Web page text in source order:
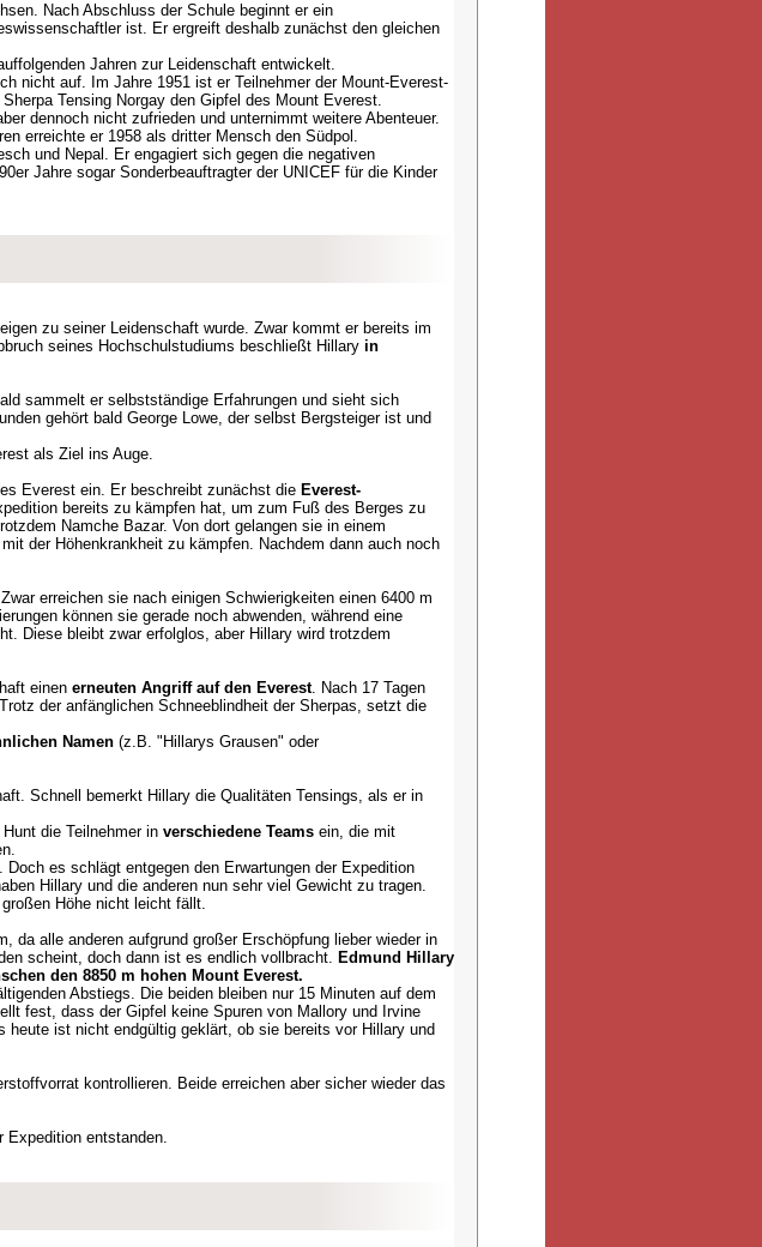
Nach Abschluss der Schule beginnt er ein
ist. Er ergreift deshalb zunächst den gleichen
Jahren zur Leidenschaft entwickelt.
nicht auf. Im Jahre 1951 ist er Teilnehmer der Mount-Everest-
Tensing Norgay den Gipfel des Mount Everest.
dennoch nicht zufrieden und unternimmt weitere Abenteuer.
erreichte er 1958 als dritter Mensch den Südpol.
und Nepal. Er engagiert sich gegen die negativen
Jahre sogar Sonderbeauftragter der UNICEF für die Kinder
zu seiner Leidenschaft wurde. Zwar kommt er bereits im
seines Hochschulstudiums beschließt Hillary in
sammelt er selbstständige Erfahrungen und sieht sich
gehört bald George Lowe, der selbst Bergsteiger ist und
als Ziel ins Auge.
Everest ein. Er beschreibt zunächst die Everest-
bereits zu kämpfen hat, um zum Fuß des Berges zu
Namche Bazar. Von dort gelangen sie in einem
der Höhenkrankheit zu kämpfen. Nachdem dann auch noch
erreichen sie nach einigen Schwierigkeiten einen 6400 m
können sie gerade noch abwenden, während eine
Diese bleibt zwar erfolglos, aber Hillary wird trotzdem
einen erneuten Angriff auf den Everest. Nach 17 Tagen
der anfänglichen Schneeblindheit der Sherpas, setzt die
Namen (z.B. "Hillarys Grausen" oder
Schnell bemerkt Hillary die Qualitäten Tensings, als er in
die Teilnehmer in verschiedene Teams ein, die mit
es schlägt entgegen den Erwartungen der Expedition
Hillary und die anderen nun sehr viel Gewicht zu tragen.
Höhe nicht leicht fällt.
da alle anderen aufgrund großer Erschöpfung lieber wieder in
scheint, doch dann ist es endlich vollbracht. Edmund Hillary
den 8850 m hohen Mount Everest.
Abstiegs. Die beiden bleiben nur 15 Minuten auf dem
fest, dass der Gipfel keine Spuren von Mallory und Irvine
ist nicht endgültig geklärt, ob sie bereits vor Hillary und
kontrollieren. Beide erreichen aber sicher wieder das
Expedition entstanden.